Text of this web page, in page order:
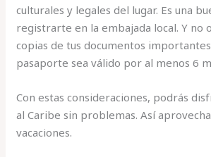
culturales y legales del lugar. Es una
registrarte en la embajada local. Y no
copias de tus documentos
pasaporte sea válido por al menos 6
Con estas consideraciones, podrás
al Caribe sin problemas. Así
vacaciones.